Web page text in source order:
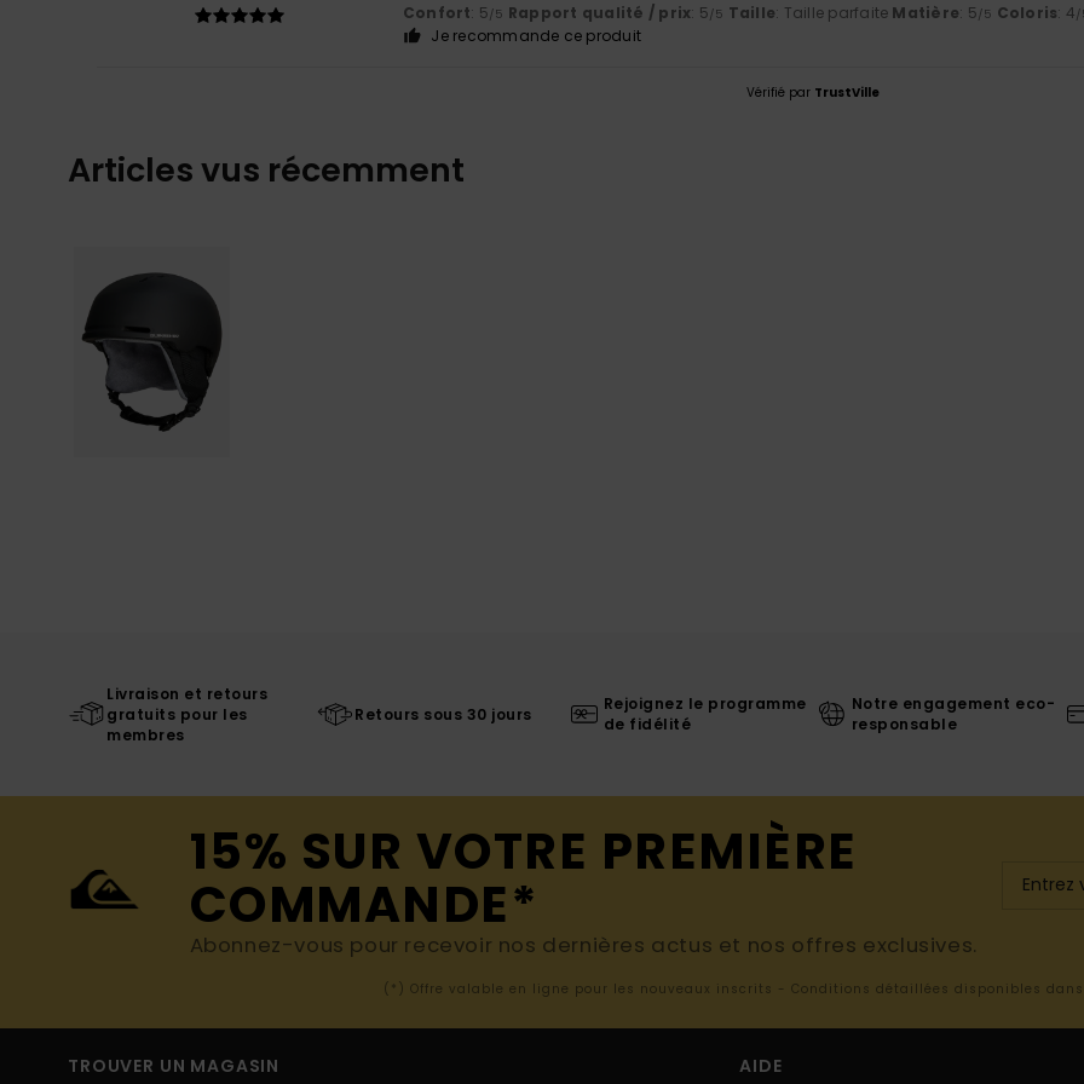
Confort: 5/5 Rapport qualité / prix: 5/5 Taille: Taille parfaite Matière: 5/5 Coloris: 4/
Je recommande ce produit
Vérifié par TrustVille
Articles vus récemment
Livraison et retours
gratuits pour les
membres
Retours sous 30 jours
Rejoignez le programme
de fidélité
Notre engagement eco-
responsable
15% SUR VOTRE PREMIÈRE
COMMANDE*
Abonnez-vous pour recevoir nos dernières actus et nos offres exclusives.
(*) Offre valable en ligne pour les nouveaux inscrits - Conditions détaillées disponibles
TROUVER UN MAGASIN AIDE